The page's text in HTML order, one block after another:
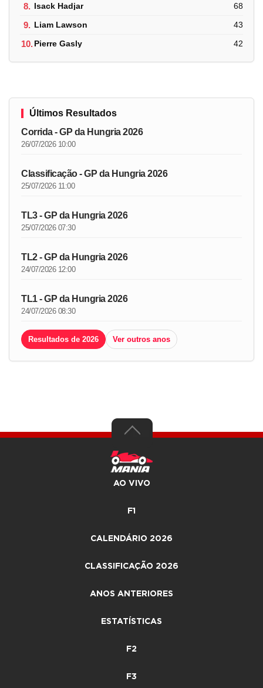
8. Isack Hadjar 68
9. Liam Lawson 43
10.Pierre Gasly 42
Últimos Resultados
Corrida - GP da Hungria 2026
26/07/2026 10:00
Classificação - GP da Hungria 2026
25/07/2026 11:00
TL3 - GP da Hungria 2026
25/07/2026 07:30
TL2 - GP da Hungria 2026
24/07/2026 12:00
TL1 - GP da Hungria 2026
24/07/2026 08:30
Resultados de 2026 Ver outros anos
AO VIVO
F1
CALENDÁRIO 2026
CLASSIFICAÇÃO 2026
ANOS ANTERIORES
ESTATÍSTICAS
F2
F3